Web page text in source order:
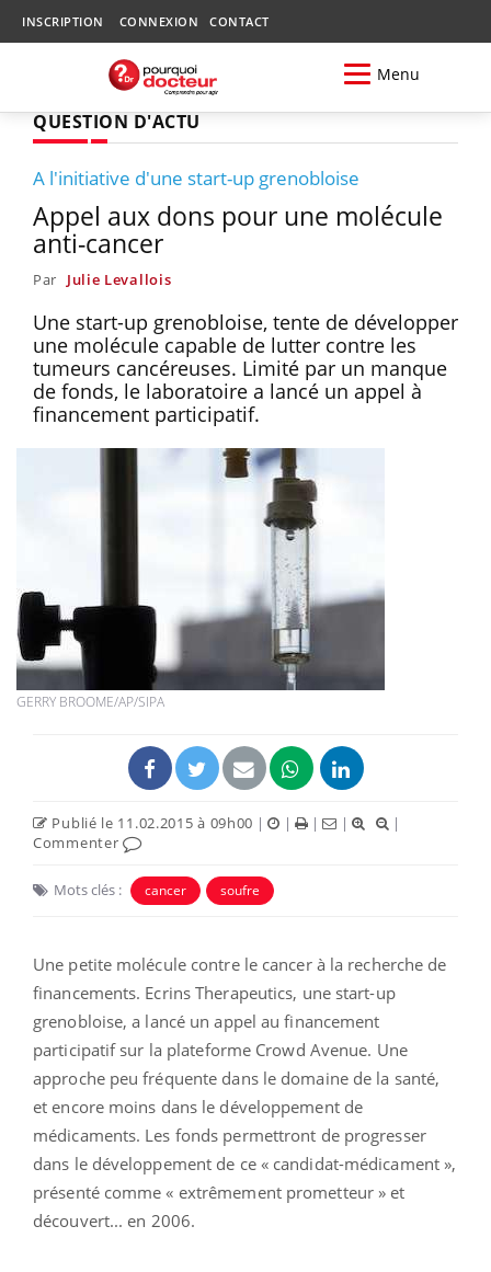
INSCRIPTION CONNEXION CONTACT
Menu
QUESTION D'ACTU
A l'initiative d'une start-up grenobloise
Appel aux dons pour une molécule
anti-cancer
Par Julie Levallois
Une start-up grenobloise, tente de développer
une molécule capable de lutter contre les
tumeurs cancéreuses. Limité par un manque
de fonds, le laboratoire a lancé un appel à
financement participatif.
GERRY BROOME/AP/SIPA
Publié le 11.02.2015 à 09h00 | | | |
|
Commenter
Mots clés : cancer soufre
Une petite molécule contre le cancer à la recherche de
financements. Ecrins Therapeutics, une start-up
grenobloise, a lancé un appel au financement
participatif sur la plateforme Crowd Avenue. Une
approche peu fréquente dans le domaine de la santé,
et encore moins dans le développement de
médicaments. Les fonds permettront de progresser
dans le développement de ce « candidat-médicament »,
présenté comme « extrêmement prometteur » et
découvert... en 2006.